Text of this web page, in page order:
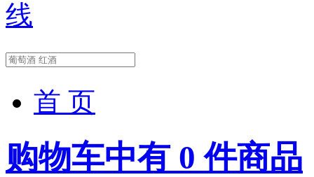
首 页
购物车中有 0 件商品